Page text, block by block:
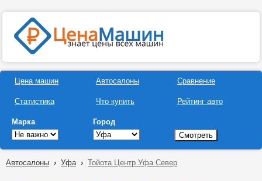
Цена машин
Статистика
Автосалоны
Что купить
Сравнение
Рейтинг авто
Марка Город
Автосалоны › Уфа› Тойота Центр Уфа Север